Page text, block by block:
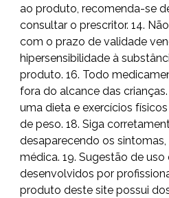
ao produto, recomenda-se
consultar o prescritor. 14.
com o prazo de validade
hipersensibilidade à
produto. 16. Todo
fora do alcance das
uma dieta e exercícios
de peso. 18. Siga
desaparecendo os
médica. 19. Sugestão de uso
desenvolvidos por
produto deste site possui